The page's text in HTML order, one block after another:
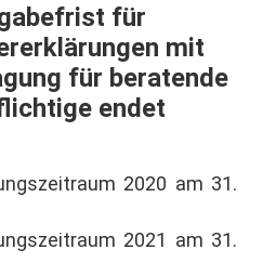
für
mit
für beratende
endet
2020 am 31.
2021 am 31.